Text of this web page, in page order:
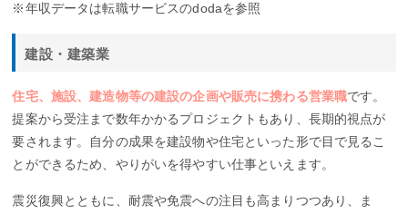
※年収データは転職サービスのdodaを参照
建設・建築業
住宅、施設、建造物等の建設の企画や販売に携わる営業職です。
提案から受注まで数年かかるプロジェクトもあり、長期的視点が
要されます。自分の成果を建設物や住宅といった形で目で見るこ
とができるため、やりがいを得やすい仕事といえます。
震災復興とともに、耐震や免震への注目も高まりつつあり、ま